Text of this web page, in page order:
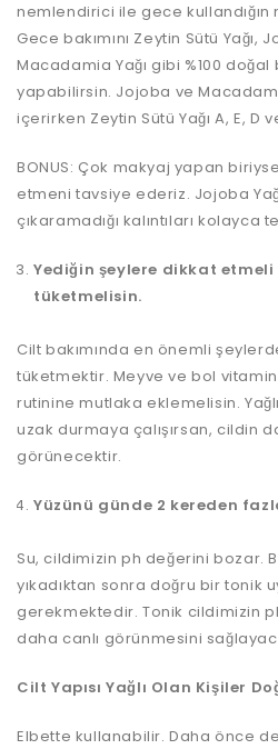
nemlendirici ile gece kullandığın
Gece bakımını Zeytin Sütü Yağı,
Macadamia Yağı gibi %100 doğal
yapabilirsin. Jojoba ve
içerirken Zeytin Sütü Yağı A, E, D
BONUS: Çok makyaj yapan
etmeni tavsiye ederiz. Jojoba
çıkaramadığı kalıntıları kolayca
Yediğin şeylere dikkat etmeli
tüketmelisin.
Cilt bakımında en önemli
tüketmektir. Meyve ve bol
rutinine mutlaka eklemelisin.
uzak durmaya çalışırsan, cildin
görünecektir.
Yüzünü günde 2 kereden
Su, cildimizin ph değerini bozar.
yıkadıktan sonra doğru bir tonik
gerekmektedir. Tonik cildimizin
daha canlı görünmesini
Cilt Yapısı Yağlı Olan Kişiler
Elbette kullanabilir. Daha önce